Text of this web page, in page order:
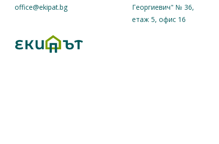
office@ekipat.bg
Георгиевич" № 36,
етаж 5, офис 16